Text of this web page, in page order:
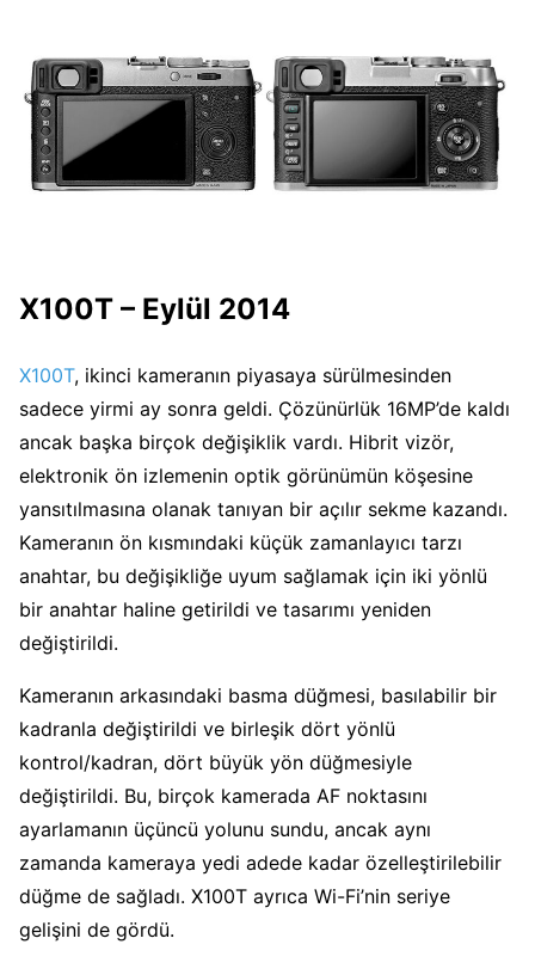
X100T – Eylül 2014
X100T, ikinci kameranın piyasaya sürülmesinden
sadece yirmi ay sonra geldi. Çözünürlük 16MP’de kaldı
ancak başka birçok değişiklik vardı. Hibrit vizör,
elektronik ön izlemenin optik görünümün köşesine
yansıtılmasına olanak tanıyan bir açılır sekme kazandı.
Kameranın ön kısmındaki küçük zamanlayıcı tarzı
anahtar, bu değişikliğe uyum sağlamak için iki yönlü
bir anahtar haline getirildi ve tasarımı yeniden
değiştirildi.
Kameranın arkasındaki basma düğmesi, basılabilir bir
kadranla değiştirildi ve birleşik dört yönlü
kontrol/kadran, dört büyük yön düğmesiyle
değiştirildi. Bu, birçok kamerada AF noktasını
ayarlamanın üçüncü yolunu sundu, ancak aynı
zamanda kameraya yedi adede kadar özelleştirilebilir
düğme de sağladı. X100T ayrıca Wi-Fi’nin seriye
gelişini de gördü.